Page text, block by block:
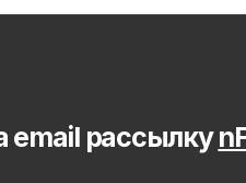
email рассылку